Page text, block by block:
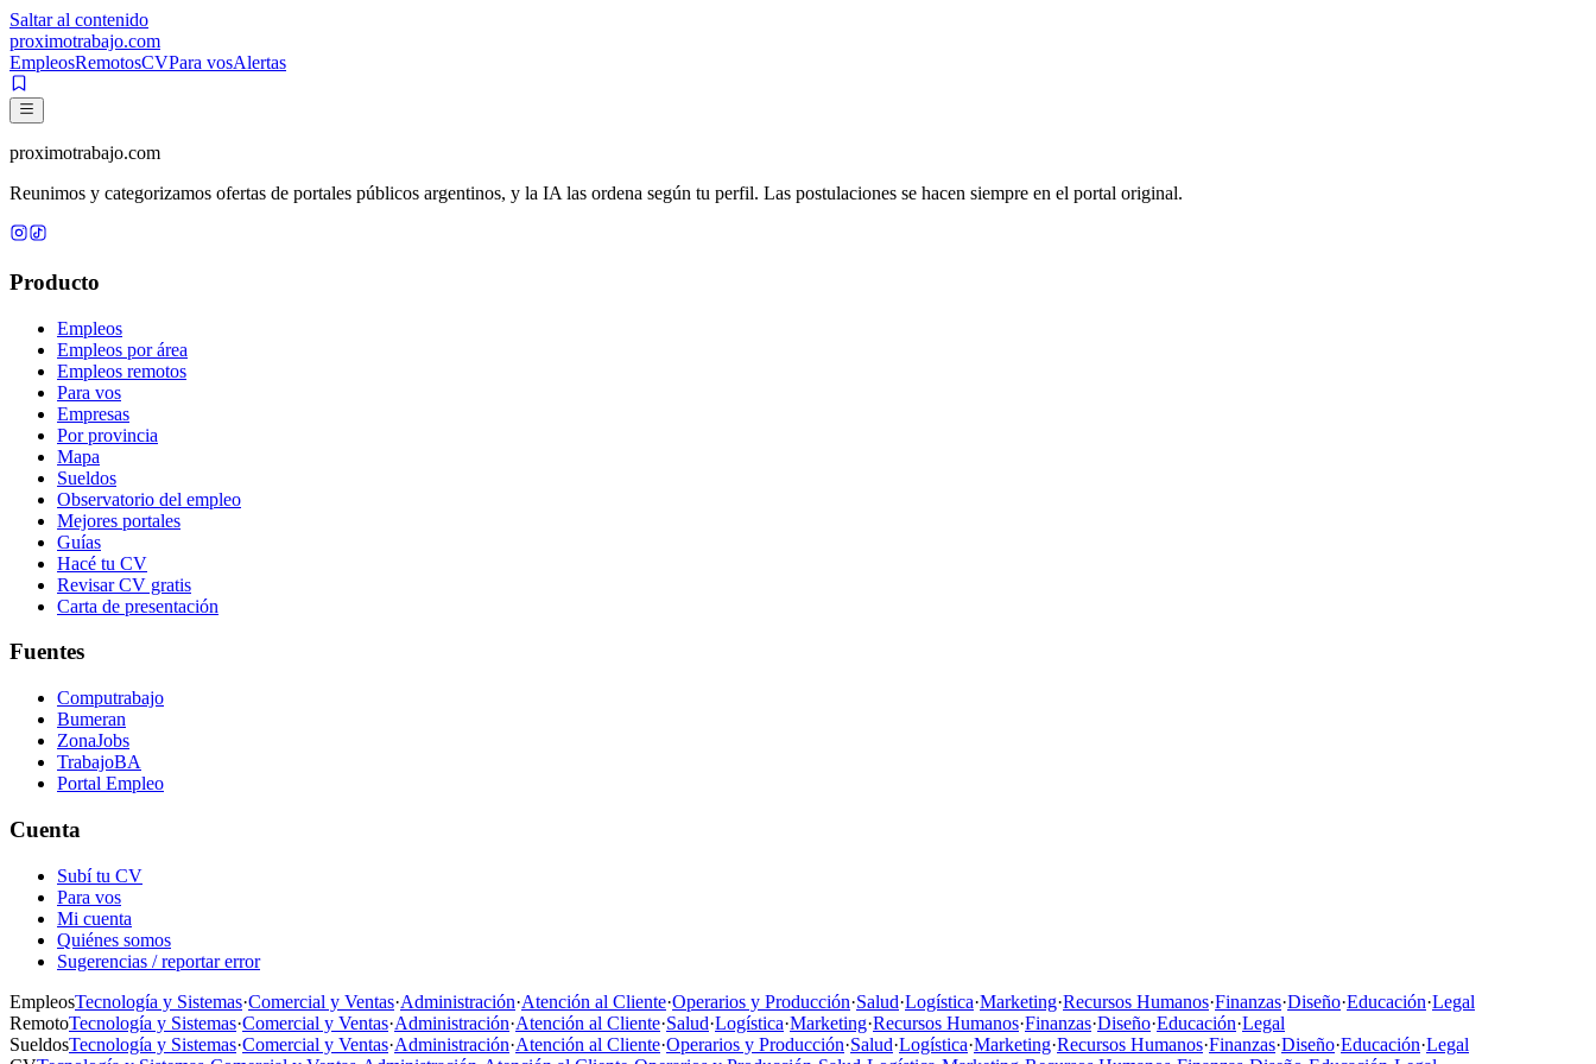
Saltar al contenido
proximotrabajo.com
EmpleosRemotosCVPara vosAlertas
proximotrabajo.com
Reunimos y categorizamos ofertas de portales públicos argentinos, y la IA las ordena según tu perfil. Las postulaciones se hacen siempre en el portal original.
Producto
Empleos
Empleos por área
Empleos remotos
Para vos
Empresas
Por provincia
Mapa
Sueldos
Observatorio del empleo
Mejores portales
Guías
Hacé tu CV
Revisar CV gratis
Carta de presentación
Fuentes
Computrabajo
Bumeran
ZonaJobs
TrabajoBA
Portal Empleo
Cuenta
Subí tu CV
Para vos
Mi cuenta
Quiénes somos
Sugerencias / reportar error
EmpleosTecnología y Sistemas·Comercial y Ventas·Administración·Atención al Cliente·Operarios y Producción·Salud·Logística·Marketing·Recursos Humanos·Finanzas·Diseño·Educación·Legal
RemotoTecnología y Sistemas·Comercial y Ventas·Administración·Atención al Cliente·Salud·Logística·Marketing·Recursos Humanos·Finanzas·Diseño·Educación·Legal
SueldosTecnología y Sistemas·Comercial y Ventas·Administración·Atención al Cliente·Operarios y Producción·Salud·Logística·Marketing·Recursos Humanos·Finanzas·Diseño·Educación·Legal